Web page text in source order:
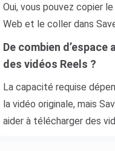
Oui, vous pouvez copier
Web et le coller dans
De combien
des vidéos Reels ?
La capacité requise
la vidéo originale, mais
aider à télécharger des